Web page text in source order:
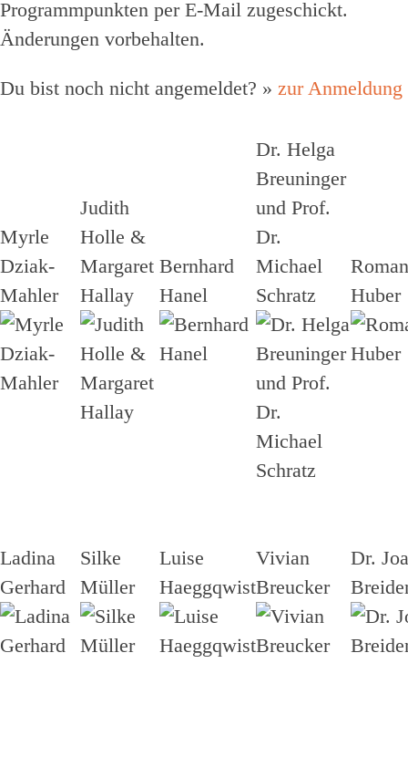
Programmpunkten per E-Mail zugeschickt.
Änderungen vorbehalten.
Du bist noch nicht angemeldet? » zur Anmeldung
Myrle
Dziak-
Mahler
Judith
Holle &
Margaret
Hallay
Bernhard
Hanel
Dr. Helga
Breuninger
und Prof.
Dr.
Michael
Schratz
Roman
Huber
Ladina
Gerhard
Silke
Müller
Luise
Haeggqwist
Vivian
Breucker
Dr.